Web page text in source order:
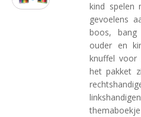
kind spelen
gevoelens
boos,
ouder en
knuffel voor
het pakket